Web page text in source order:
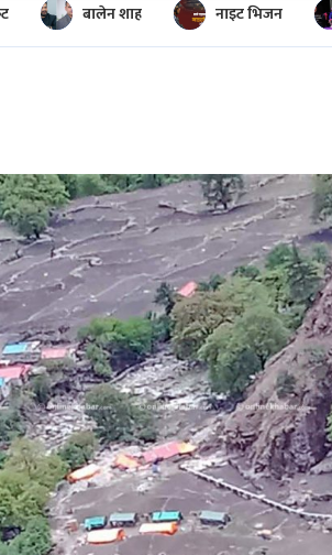
बालेन शाह नाइट भिजन